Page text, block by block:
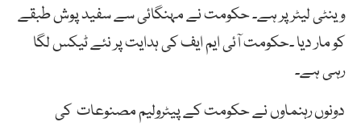
وینٹی لیٹر پر ہے۔ حکومت نے مہنگائی سے سفید پوش طبقے
کو مار دیا ۔حکومت آئی ایم ایف کی ہدایت پر نئے ٹیکس لگا
رہی ہے۔
دونوں رہنماوں نے حکومت کے پیٹرولیم مصنوعات کی